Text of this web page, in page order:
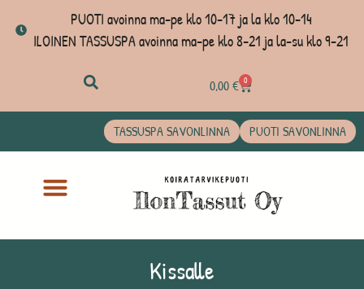
PUOTI avoinna ma-pe klo 10-17 ja la klo 10-14
ILOINEN TASSUSPA avoinna ma-pe klo 8-21 ja la-su klo 9-21
0,00€ 0
TASSUSPA SAVONLINNA PUOTI SAVONLINNA
Kissalle